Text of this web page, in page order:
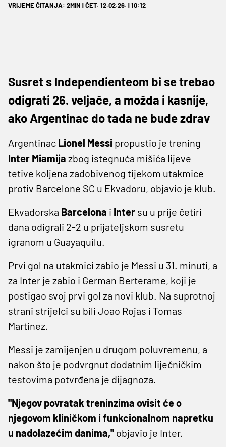
VRIJEME ČITANJA: 2MIN | ČET. 12.02.26. | 10:12
Susret s Independienteom bi se trebao
odigrati 26. veljače, a možda i kasnije,
ako Argentinac do tada ne bude zdrav
Argentinac Lionel Messi propustio je trening
Inter Miamija zbog istegnuća mišića lijeve
tetive koljena zadobivenog tijekom utakmice
protiv Barcelone SC u Ekvadoru, objavio je klub.
Ekvadorska Barcelona i Inter su u prije četiri
dana odigrali 2-2 u prijateljskom susretu
igranom u Guayaquilu.
Prvi gol na utakmici zabio je Messi u 31. minuti, a
za Inter je zabio i German Berterame, koji je
postigao svoj prvi gol za novi klub. Na suprotnoj
strani strijelci su bili Joao Rojas i Tomas
Martinez.
Messi je zamijenjen u drugom poluvremenu, a
nakon što je podvrgnut dodatnim liječničkim
testovima potvrđena je dijagnoza.
"Njegov povratak treninzima ovisit će o
njegovom kliničkom i funkcionalnom napretku
u nadolazećim danima," objavio je Inter.